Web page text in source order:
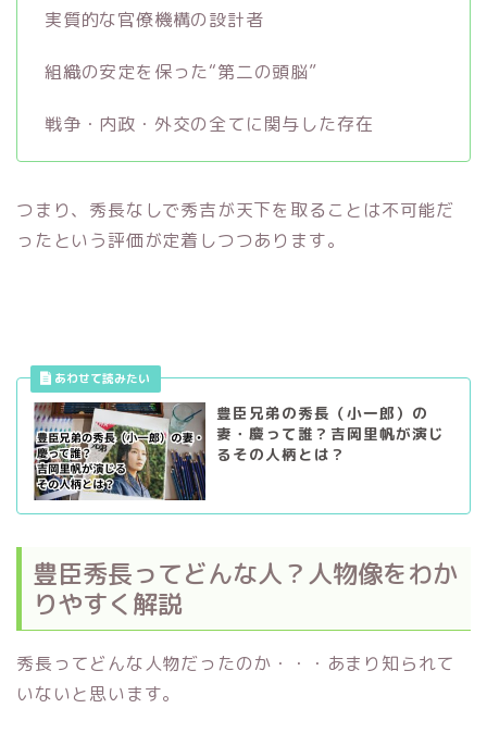
実質的な官僚機構の設計者
組織の安定を保った“第二の頭脳”
戦争・内政・外交の全てに関与した存在
つまり、秀長なしで秀吉が天下を取ることは不可能だ
ったという評価が定着しつつあります。
豊臣兄弟の秀長（小一郎）の
妻・慶って誰？吉岡里帆が演じ
るその人柄とは？
豊臣秀長ってどんな人？人物像をわか
りやすく解説
秀長ってどんな人物だったのか・・・あまり知られて
いないと思います。